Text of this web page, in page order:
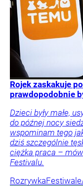
Rojek zaskakuje
prawdopodobnie
Dzieci były małe,
do późnej nocy
wspominam tego
dziś szczególnie
ciężka praca –
Festivalu.
Rozrywka